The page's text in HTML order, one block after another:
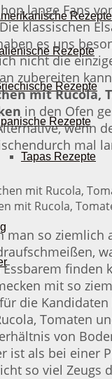
Rezepte
Rezepte
Rezepte
Rezepte
Tapas Rezepte
lange Fans
klassischen
es uns
nicht die
zubereiten
mit Rucola,
in den Ofen
wenn
mal
mit Rucola,
man so ziemlich
finden
mit so
die
Tomaten
von
ist als bei einer
so viel Zeugs